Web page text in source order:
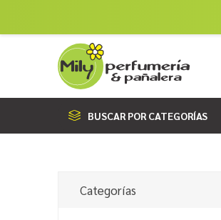
BUSCAR POR CATEGORÍAS
Categorías